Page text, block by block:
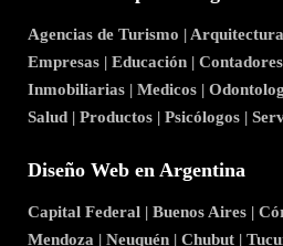
Agencias de Turismo | Arquitectura
Empresas | Educación | Contadores
Inmobiliarias | Medicos |
Salud | Productos | Psicólogos |
Diseño Web en Argentina
Capital Federal | Buenos Aires |
Mendoza | Neuquén | Chubut |